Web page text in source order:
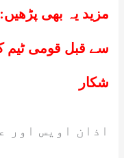
مزید یہ بھی پڑھیں:
سے قبل قومی ٹیم
شکار
اذان اویس اور